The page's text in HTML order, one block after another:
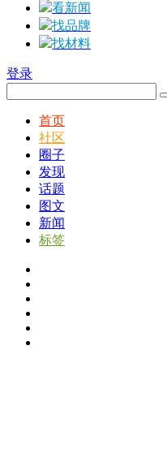
看新闻
找品牌
找材料
登录
首页
社区
圈子
发现
话题
图文
新闻
标签